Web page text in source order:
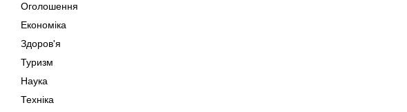
Оголошення
Економіка
Здоров'я
Туризм
Наука
Техніка